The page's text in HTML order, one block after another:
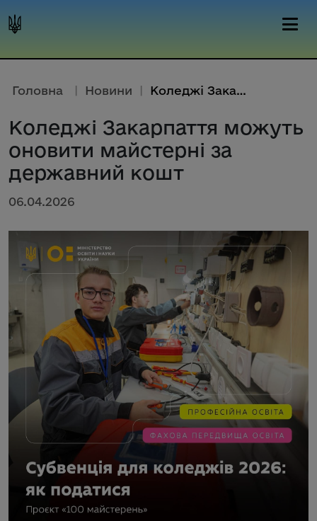
Головна | Новини | Коледжі Закарпаття можуть онов...
Коледжі Закарпаття можуть
оновити майстерні за
державний кошт
06.04.2026